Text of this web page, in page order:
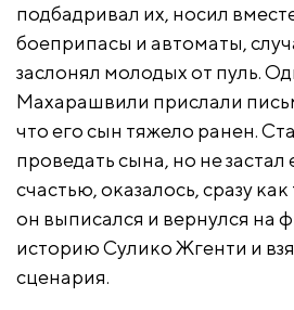
подбадривал их, носил
боеприпасы и автоматы,
заслонял молодых от пуль.
Махарашвили прислали
что его сын тяжело ранен.
проведать сына, но не застал
счастью, оказалось, сразу
он выписался и вернулся на
историю Сулико Жгенти и
сценария.